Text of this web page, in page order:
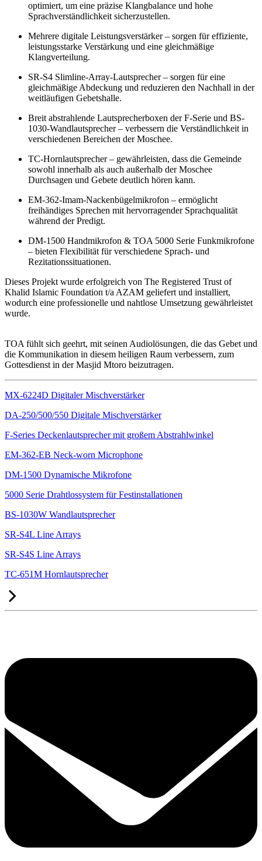
optimiert, um eine präzise Klangbalance und hohe
Sprachverständlichkeit sicherzustellen.
Mehrere digitale Leistungsverstärker – sorgen für effiziente,
leistungsstarke Verstärkung und eine gleichmäßige
Klangverteilung.
SR-S4 Slimline-Array-Lautsprecher – sorgen für eine
gleichmäßige Abdeckung und reduzieren den Nachhall in der
weitläufigen Gebetshalle.
Breit abstrahlende Lautsprecherboxen der F-Serie und BS-
1030-Wandlautsprecher – verbessern die Verständlichkeit in
verschiedenen Bereichen der Moschee.
TC-Hornlautsprecher – gewährleisten, dass die Gemeinde
sowohl innerhalb als auch außerhalb der Moschee
Durchsagen und Gebete deutlich hören kann.
EM-362-Imam-Nackenbügelmikrofon – ermöglicht
freihändiges Sprechen mit hervorragender Sprachqualität
während der Predigt.
DM-1500 Handmikrofon & TOA 5000 Serie Funkmikrofone
– bieten Flexibilität für verschiedene Sprach- und
Rezitationssituationen.
Dieses Projekt wurde erfolgreich von The Registered Trust of
Khalid Islamic Foundation t/a AZAM geliefert und installiert,
wodurch eine professionelle und nahtlose Umsetzung gewährleistet
wurde.
TOA fühlt sich geehrt, mit seinen Audiolösungen, die das Gebet und
die Kommunikation in diesem heiligen Raum verbessern, zum
Gottesdienst in der Masjid Mtoro beizutragen.
MX-6224D Digitaler Mischverstärker
DA-250/500/550 Digitale Mischverstärker
F-Series Deckenlautsprecher mit großem Abstrahlwinkel
EM-362-EB Neck-worn Microphone
DM-1500 Dynamische Mikrofone
5000 Serie Drahtlossystem für Festinstallationen
BS-1030W Wandlautsprecher
SR-S4L Line Arrays
SR-S4S Line Arrays
TC-651M Hornlautsprecher